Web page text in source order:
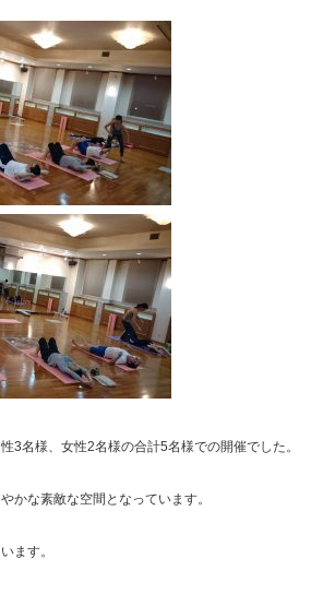
3名様、女性2名様の合計5名様での開催でした。
かな素敵な空間となっています。
ます。